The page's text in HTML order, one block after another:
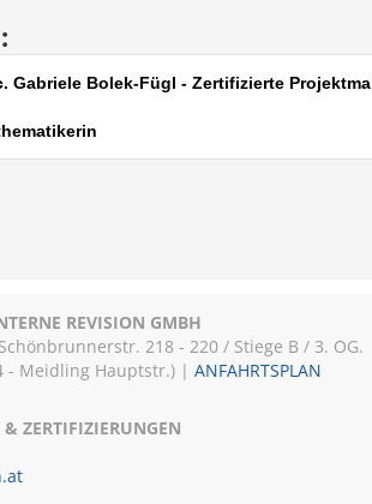
Gabriele Bolek-Fügl - Zertifizierte
REVISION GMBH
218 - 220 / Stiege B / 3. OG.
- Meidling Hauptstr.) | ANFAHRTSPLAN
ZERTIFIZIERUNGEN